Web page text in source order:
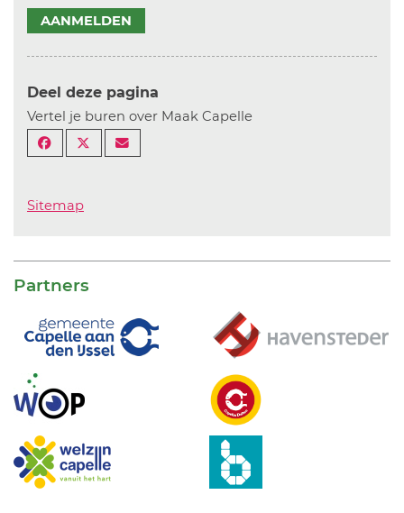
AANMELDEN
Deel deze pagina
Vertel je buren over Maak Capelle
Sitemap
Partners